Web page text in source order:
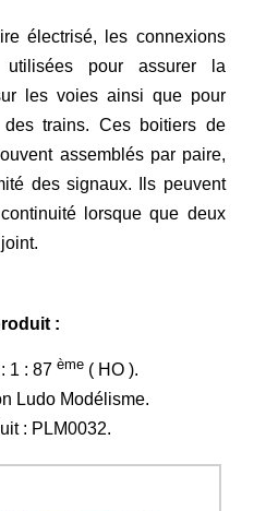
électrisé, les connexions
pour assurer la
les voies ainsi que pour
trains. Ces boitiers de
assemblés par paire,
des signaux. Ils peuvent
lorsque que deux
:
1 : 87ème ( HO ).
Ludo Modélisme.
: PLM0032.